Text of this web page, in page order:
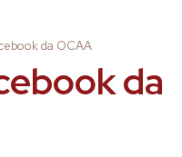
da OCAA
da